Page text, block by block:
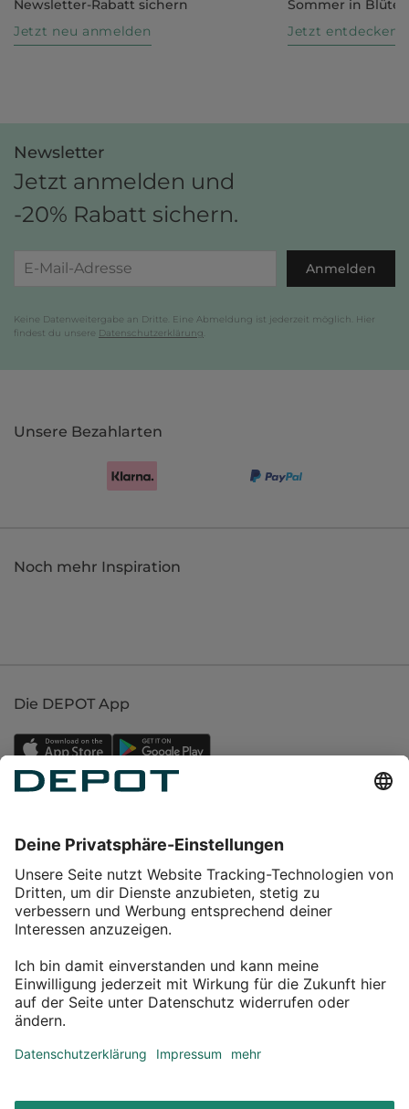
Newsletter-Rabatt sichern
Jetzt neu anmelden
Sommer in Blüte
Jetzt entdecken
Newsletter
Jetzt anmelden und
-20% Rabatt sichern.
Anmelden
Keine Datenweitergabe an Dritte. Eine Abmeldung ist jederzeit möglich. Hier
findest du unsere Datenschutzerklärung
Unsere Bezahlarten
Noch mehr Inspiration
Die DEPOT App
Service
Über DEPOT
Kontakt